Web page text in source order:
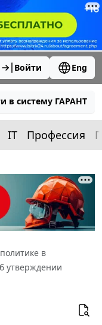
Войти Eng
в систему ГАРАНТ
IT Профессия
в
утверждении